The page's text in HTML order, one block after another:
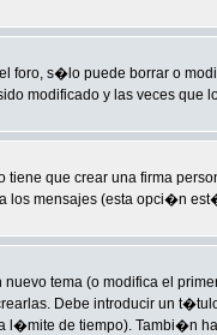
foro, s�lo puede borrar o
modificado y las veces que
tiene que crear una firma
los mensajes (esta opci�n
tema (o modifica el
Debe introducir un
l�mite de tiempo). Tambi�n